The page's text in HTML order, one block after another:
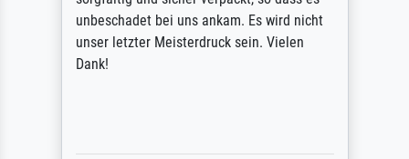
unbeschadet bei uns ankam. Es wird nicht
unser letzter Meisterdruck sein. Vielen
Dank!